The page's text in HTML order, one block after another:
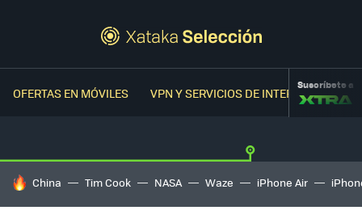
OFERTAS EN MÓVILES VPN Y SERVICIOS DE INTERNETSuscríbete a
HOY SE HABLA DE
China Tim Cook NASA Waze iPhone Air